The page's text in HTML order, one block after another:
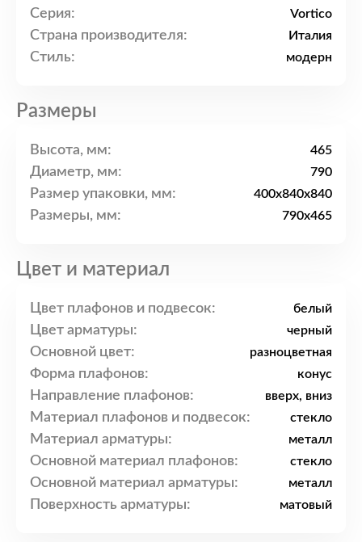
Серия: Vortico
Страна производителя: Италия
Стиль: модерн
Размеры
Высота, мм: 465
Диаметр, мм: 790
Размер упаковки, мм: 400x840x840
Размеры, мм: 790x465
Цвет и материал
Цвет плафонов и подвесок: белый
Цвет арматуры: черный
Основной цвет: разноцветная
Форма плафонов: конус
Направление плафонов: вверх, вниз
Материал плафонов и подвесок: стекло
Материал арматуры: металл
Основной материал плафонов: стекло
Основной материал арматуры: металл
Поверхность арматуры: матовый